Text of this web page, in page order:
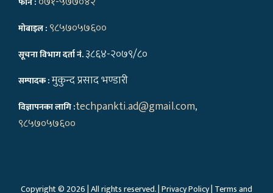
मोबाइल : ९८५७०५७६००
सूचना विभाग दर्ता नं.३८६४-२०७९/८०
सम्पादक :मुकुन्द प्रसाद भण्डारी
विज्ञापनका लागि :techpankti.ad@gmail.com,
९८५७०५७६००
Copyright © 2026 | All rights reserved. |Privacy Policy| Terms and